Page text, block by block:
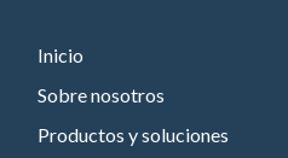
Inicio
Sobre nosotros
Productos y soluciones